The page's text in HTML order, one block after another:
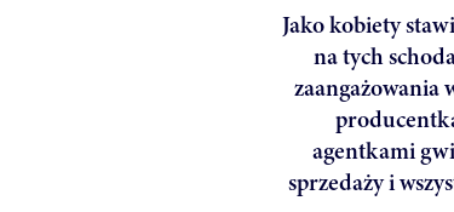
Jako kobiety
na tych
zaangażowania
agentkami
sprzedaży i